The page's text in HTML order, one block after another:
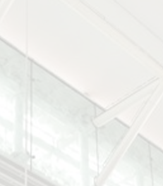
ア
報
りがとう
の
新
のお
ありがと